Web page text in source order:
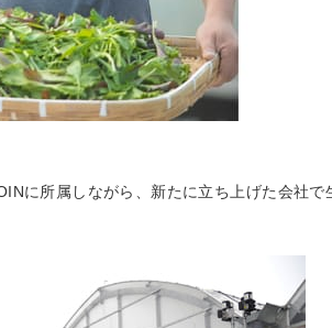
に所属しながら、新たに立ち上げた会社で